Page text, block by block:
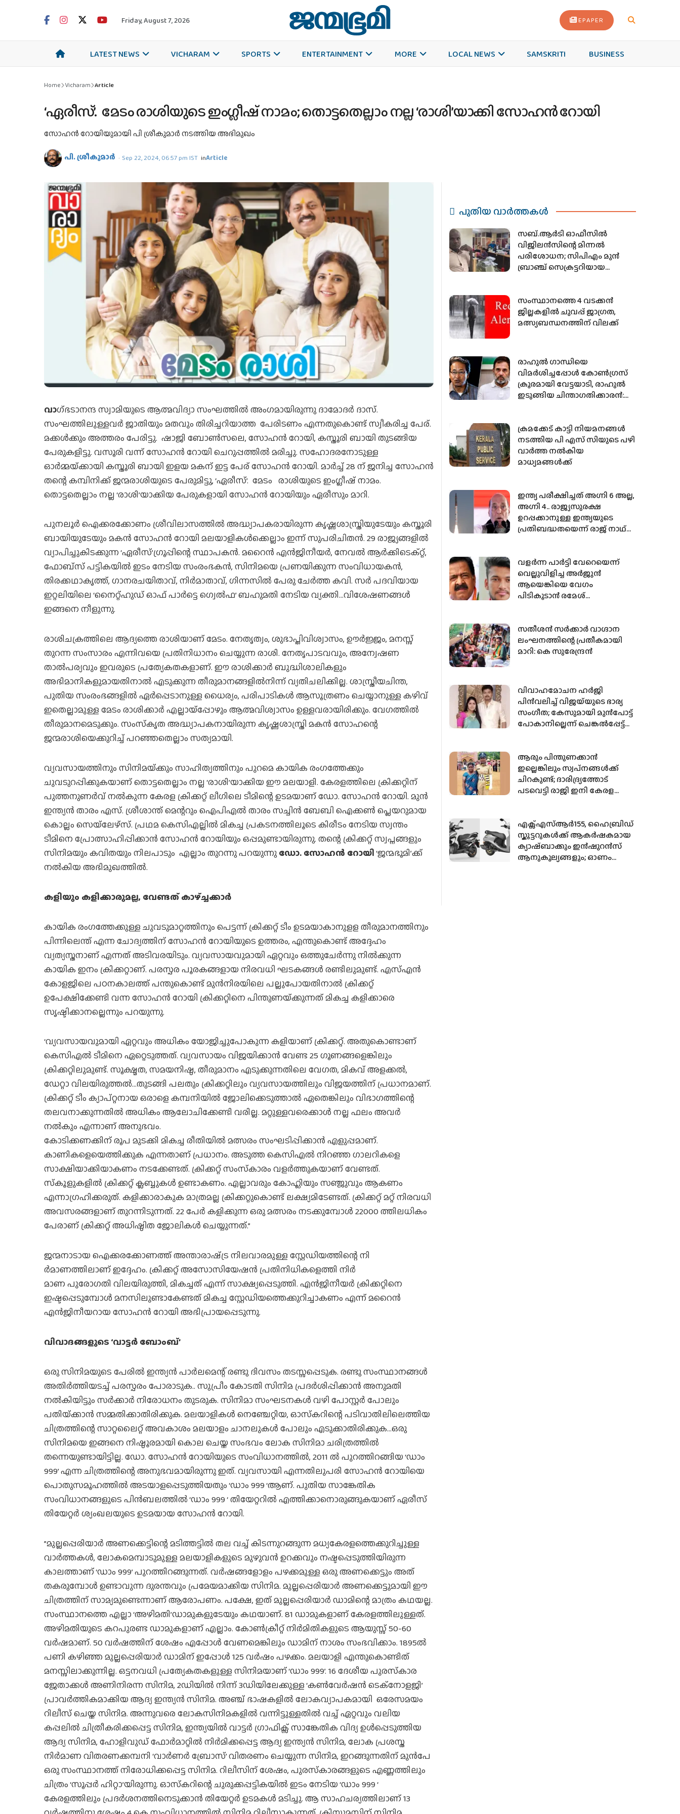
Friday, August 7, 2026 EPAPER
LATEST NEWS VICHARAM SPORTS ENTERTAINMENT MORE LOCAL NEWS SAMSKRITI BUSINESS
Home Vicharam Article
‘ഏരീസ്’. മേടം രാശിയുടെ ഇംഗ്ലീഷ് നാമം; തൊട്ടതെല്ലാം നല്ല ‘രാശി’യാക്കി സോഹന്‍ റോയി
സോഹന്‍ റോയിയുമായി പി ശ്രീകുമാര്‍ നടത്തിയ അഭിമുഖം
പി. ശ്രീകുമാര്‍ Sep 22, 2024, 06:57 pm IST inArticle
വാഗ്ഭടാനന്ദ സ്വാമിയുടെ ആത്മവിദ്യാ സംഘത്തില്‍ അംഗമായിരുന്നു ദാമോദര്‍ ദാസ്.
സംഘത്തിലുള്ളവര്‍ ജാതിയും മതവും തിരിച്ചറിയാത്ത പേരിടണം എന്നതുകൊണ്ട് സ്വീകരിച്ച പേര്.
മക്കള്‍ക്കും അത്തരം പേരിട്ടു. ഷാജി ബോണ്‍സലെ, സോഹന്‍ റോയി, കസ്തൂരി ബായി തുടങ്ങിയ
പേരുകളിട്ടു. വസൂരി വന്ന് സോഹന്‍ റോയി ചെറുപ്പത്തില്‍ മരിച്ചു. സഹോദരനോടുള്ള
ഓര്‍മ്മയ്‌ക്കായി കസ്തൂരി ബായി ഇളയ മകന് ഇട്ട പേര് സോഹന്‍ റോയി. മാര്‍ച്ച് 28 ന് ജനിച്ച സോഹന്‍
തന്റെ കമ്പിനിക്ക് ജന്മരാശിയുടെ പേരുമിട്ടു, ‘ഏരീസ്’. മേടം രാശിയുടെ ഇംഗ്ലീഷ് നാമം.
തൊട്ടതെല്ലാം നല്ല ‘രാശി’യാക്കിയ പേരുകളായി സോഹന്‍ റോയിയും ഏരീസും മാറി.
പുനലൂര്‍ ഐക്കരക്കോണം ശ്രീവിലാസത്തില്‍ അദ്ധ്യാപകരായിരുന്ന കൃഷ്ണശാസ്ത്രിയുടേയും കസ്തൂരി
ബായിയുടേയും മകന്‍ സോഹന്‍ റോയി മലയാളികള്‍ക്കെല്ലാം ഇന്ന് സുപരിചിതന്‍. 29 രാജ്യങ്ങളില്‍
വ്യാപിച്ചുകിടക്കുന്ന ‘ഏരീസ്’ഗ്രൂപ്പിന്റെ സ്ഥാപകന്‍. മറൈന്‍ എന്‍ജിനീയര്‍, നേവല്‍ ആര്‍ക്കിടെക്റ്റ്,
ഫോബ്സ് പട്ടികയില്‍ ഇടം നേടിയ സംരംഭകന്‍, സിനിമയെ പ്രണയിക്കുന്ന സംവിധായകന്‍,
തിരക്കഥാകൃത്ത്, ഗാനരചയിതാവ്, നിര്‍മാതാവ്, ഗിന്നസില്‍ പേരു ചേര്‍ത്ത കവി. സര്‍ പദവിയായ
ഇറ്റലിയിലെ ‘നൈറ്റ്ഹുഡ് ഓഫ് പാര്‍ട്ടെ ഗ്വെല്‍ഫ’ ബഹുമതി നേടിയ വ്യക്തി…വിശേഷണങ്ങള്‍
ഇങ്ങനെ നീളുന്നു.
രാശിചക്രത്തിലെ ആദ്യത്തെ രാശിയാണ് മേടം. നേതൃത്വം, ശുഭാപ്തിവിശ്വാസം, ഊര്‍ജ്ജം, മനസ്സ്
തുറന്ന സംസാരം എന്നിവയെ പ്രതിനിധാനം ചെയ്യുന്ന രാശി. നേതൃപാടവവും, അന്വേഷണ
താല്‍പര്യവും ഇവരുടെ പ്രത്യേകതകളാണ്. ഈ രാശിക്കാര്‍ ബുദ്ധിശാലികളും
അഭിമാനികളുമായതിനാല്‍ എടുക്കുന്ന തീരുമാനങ്ങളില്‍നിന്ന് വ്യതിചലിക്കില്ല. ശാസ്ത്രീയചിന്ത,
പുതിയ സംരംഭങ്ങളില്‍ ഏര്‍പ്പെടാനുള്ള ധൈര്യം, പരിപാടികള്‍ ആസൂത്രണം ചെയ്യാനുള്ള കഴിവ്
ഇതെല്ലാമുള്ള മേടം രാശിക്കാര്‍ എല്ലായ്‌പ്പോഴും ആത്മവിശ്വാസം ഉള്ളവരായിരിക്കും. വേഗത്തില്‍
തീരുമാനമെടുക്കും. സംസ്‌കൃത അദ്ധ്യാപകനായിരുന്ന കൃഷ്ണശാസ്ത്രി മകന്‍ സോഹന്റെ
ജന്മരാശിയെക്കുറിച്ച് പറഞ്ഞതെല്ലാം സത്യമായി.
വ്യവസായത്തിനും സിനിമയ്‌ക്കും സാഹിത്യത്തിനും പുറമെ കായിക രംഗത്തേക്കും
ചുവടുറപ്പിക്കുകയാണ് തൊട്ടതെല്ലാം നല്ല ‘രാശി’യാക്കിയ ഈ മലയാളി. കേരളത്തിലെ ക്രിക്കറ്റിന്
പുത്തനുണര്‍വ് നല്‍കുന്ന കേരള ക്രിക്കറ്റ് ലീഗിലെ ടീമിന്റെ ഉടമയാണ് ഡോ. സോഹന്‍ റോയി. മുന്‍
ഇന്ത്യന്‍ താരം എസ്. ശ്രീശാന്ത് മെന്ററും ഐപിഎല്‍ താരം സച്ചിന്‍ ബേബി ഐക്കണ്‍ പ്ലെയറുമായ
കൊല്ലം സെയ്ലേഴ്സ്. പ്രഥമ കെസിഎല്ലില്‍ മികച്ച പ്രകടനത്തിലൂടെ കിരീടം നേടിയ സ്വന്തം
ടീമിനെ പ്രോത്സാഹിപ്പിക്കാന്‍ സോഹന്‍ റോയിയും ഒപ്പമുണ്ടായിരുന്നു. തന്റെ ക്രിക്കറ്റ് സ്വപ്നങ്ങളും
സിനിമയും കവിതയും നിലപാടും എല്ലാം തുറന്നു പറയുന്നുഡോ. സോഹന്‍ റോയി‘ജന്മഭൂമി’ക്ക്
നല്‍കിയ അഭിമുഖത്തില്‍.
കളിയും കളിക്കാരുമല്ല, വേണ്ടത് കാഴ്‌ച്ചക്കാര്‍
കായിക രംഗത്തേക്കുള്ള ചുവടുമാറ്റത്തിനും പെട്ടന്ന് ക്രിക്കറ്റ് ടീം ഉടമയാകാനുളള തീരുമാനത്തിനും
പിന്നിലെന്ത് എന്ന ചോദ്യത്തിന് സോഹന്‍ റോയിയുടെ ഉത്തരം, എന്തുകൊണ്ട് അദ്ദേഹം
വ്യത്യസ്തനാണ് എന്നത് അടിവരയിടും. വ്യവസായവുമായി ഏറ്റവും ഒത്തുചേര്‍ന്നു നില്‍ക്കുന്ന
കായിക ഇനം ക്രിക്കറ്റാണ്. പരസ്പര പൂരകങ്ങളായ നിരവധി ഘടകങ്ങള്‍ രണ്ടിലുമുണ്ട്. എസ്എന്‍
കോളജിലെ പഠനകാലത്ത് പന്തുകൊണ്ട് മുന്‍നിരയിലെ പല്ലുപോയതിനാല്‍ ക്രിക്കറ്റ്
ഉപേക്ഷിക്കേണ്ടി വന്ന സോഹന്‍ റോയി ക്രിക്കറ്റിനെ പിന്തുണയ്‌ക്കുന്നത് മികച്ച കളിക്കാരെ
സൃഷ്ടിക്കാനല്ലെന്നും പറയുന്നു.
‘വ്യവസായവുമായി ഏറ്റവും അധികം യോജിച്ചുപോകുന്ന കളിയാണ് ക്രിക്കറ്റ്. അതുകൊണ്ടാണ്
കെസിഎല്‍ ടീമിനെ ഏറ്റെടുത്തത്. വ്യവസായം വിജയിക്കാന്‍ വേണ്ട 25 ഗൂണങ്ങളെങ്കിലും
ക്രിക്കറ്റിലുമുണ്ട്. സൂക്ഷ്മത, സമയനിഷ്ഠ, തീരുമാനം എടുക്കുന്നതിലെ വേഗത, മികവ് അളക്കല്‍,
ഡേറ്റാ വിലയിരുത്തല്‍…തുടങ്ങി പലതും ക്രിക്കറ്റിലും വ്യവസായത്തിലും വിജയത്തിന് പ്രധാനമാണ്.
ക്രിക്കറ്റ് ടീം ക്യാപ്റ്റനായ ഒരാളെ കമ്പനിയില്‍ ജോലിക്കെടുത്താല്‍ ഏതെങ്കിലും വിഭാഗത്തിന്റെ
തലവനാക്കുന്നതില്‍ അധികം ആലോചിക്കേണ്ടി വരില്ല. മറ്റുള്ളവരെക്കാള്‍ നല്ല ഫലം അവര്‍
നല്‍കും എന്നാണ് അനുഭവം.
കോടിക്കണക്കിന് രൂപ മുടക്കി മികച്ച രീതിയില്‍ മത്സരം സംഘടിപ്പിക്കാന്‍ എളുപ്പമാണ്.
കാണികളെയെത്തിക്കുക എന്നതാണ് പ്രധാനം. അടുത്ത കെസിഎല്‍ നിറഞ്ഞ ഗാലറികളെ
സാക്ഷിയാക്കിയാകണം നടക്കേണ്ടത്. ക്രിക്കറ്റ് സംസ്‌കാരം വളര്‍ത്തുകയാണ് വേണ്ടത്.
സ്‌കൂളുകളില്‍ ക്രിക്കറ്റ് ക്ലബ്ബുകള്‍ ഉണ്ടാകണം. എല്ലാവരും കോഹ്ലിയും സഞ്ജുവും ആകണം
എന്നാഗ്രഹിക്കരുത്. കളിക്കാരാകുക മാത്രമല്ല ക്രിക്കറ്റുകൊണ്ട് ലക്ഷ്യമിടേണ്ടത്. ക്രിക്കറ്റ് മറ്റ് നിരവധി
അവസരങ്ങളാണ് തുറന്നിടുന്നത്. 22 പേര്‍ കളിക്കുന്ന ഒരു മത്സരം നടക്കുമ്പോള്‍ 22000 ത്തിലധികം
പേരാണ് ക്രിക്കറ്റ് അധിഷ്ഠിത ജോലികള്‍ ചെയ്യുന്നത്.”
ജന്മനാടായ ഐക്കരക്കോണത്ത് അന്താരാഷ്‌ട്ര നിലവാരമുള്ള സ്റ്റേഡിയത്തിന്റെ നി
ര്‍മാണത്തിലാണ് ഇദ്ദേഹം. ക്രിക്കറ്റ് അസോസിയേഷന്‍ പ്രതിനിധികളെത്തി നിര്‍
മാണ പുരോഗതി വിലയിരുത്തി, മികച്ചത് എന്ന് സാക്ഷ്യപ്പെടുത്തി. എന്‍ജിനീയര്‍ ക്രിക്കറ്റിനെ
ഇഷ്ടപ്പെടുമ്പോള്‍ മനസിലുണ്ടാകേണ്ടത് മികച്ച സ്റ്റേഡിയത്തെക്കുറിച്ചാകണം എന്ന് മറൈന്‍
എന്‍ജിനീയറായ സോഹന്‍ റോയി അഭിപ്രായപ്പെടുന്നു.
വിവാദങ്ങളുടെ ‘വാട്ടര്‍ ബോംബ്’
ഒരു സിനിമയുടെ പേരില്‍ ഇന്ത്യന്‍ പാര്‍ലമെന്റ് രണ്ടു ദിവസം തടസ്സപ്പെടുക. രണ്ടു സംസ്ഥാനങ്ങള്‍
അതിര്‍ത്തിയടച്ച് പരസ്പരം പോരാടുക.. സുപ്രീം കോടതി സിനിമ പ്രദര്‍ശിപ്പിക്കാന്‍ അനുമതി
നല്‍കിയിട്ടും സര്‍ക്കാര്‍ നിരോധനം തുടരുക. സിനിമാ സംഘടനകള്‍ വഴി പോസ്റ്റര്‍ പോലും
പതിയ്‌ക്കാന്‍ സമ്മതിക്കാതിരിക്കുക. മലയാളികള്‍ നെഞ്ചേറ്റിയ, ഓസ്‌കറിന്റെ പടിവാതിലിലെത്തിയ
ചിത്രത്തിന്റെ സാറ്റലൈറ്റ് അവകാശം മലയാളം ചാനലുകള്‍ പോലും എടുക്കാതിരിക്കുക…ഒരു
സിനിമയെ ഇങ്ങനെ നിഷ്ഠൂരമായി കൊല ചെയ്ത സംഭവം ലോക സിനിമാ ചരിത്രത്തില്‍
തന്നെയുണ്ടായിട്ടില്ല. ഡോ. സോഹന്‍ റോയിയുടെ സംവിധാനത്തില്‍, 2011 ല്‍ പുറത്തിറങ്ങിയ ‘ഡാം
999’ എന്ന ചിത്രത്തിന്റെ അനുഭവമായിരുന്നു ഇത്. വ്യവസായി എന്നതിലുപരി സോഹന്‍ റോയിയെ
പൊതുസമൂഹത്തില്‍ അടയാളപ്പെടുത്തിയതും ‘ഡാം 999 ‘ആണ്. പുതിയ സാങ്കേതിക
സംവിധാനങ്ങളുടെ പിന്‍ബലത്തില്‍ ‘ഡാം 999 ‘ തിയേറ്ററില്‍ എത്തിക്കാനൊരുങ്ങുകയാണ് ഏരീസ്
തിയേറ്റര്‍ ശ്യംഖലയുടെ ഉടമയായ സോഹന്‍ റോയി.
”മുല്ലപ്പെരിയാര്‍ അണക്കെട്ടിന്റെ മടിത്തട്ടില്‍ തല വച്ച് കിടന്നുറങ്ങുന്ന മധ്യകേരളത്തെക്കുറിച്ചുള്ള
വാര്‍ത്തകള്‍, ലോകമെമ്പാടുമുള്ള മലയാളികളുടെ മുഴുവന്‍ ഉറക്കവും നഷ്ടപ്പെടുത്തിയിരുന്ന
കാലത്താണ് ‘ഡാം 999’ പുറത്തിറങ്ങുന്നത്. വര്‍ഷങ്ങളോളം പഴക്കമുള്ള ഒരു അണക്കെട്ടും അത്
തകരുമ്പോള്‍ ഉണ്ടാവുന്ന ദുരന്തവും പ്രമേയമാക്കിയ സിനിമ. മുല്ലപ്പെരിയാര്‍ അണക്കെട്ടുമായി ഈ
ചിത്രത്തിന് സാമ്യമുണ്ടെന്നാണ് ആരോപണം. പക്ഷേ, ഇത് മുല്ലപ്പെരിയാര്‍ ഡാമിന്റെ മാത്രം കഥയല്ല.
സംസ്ഥാനത്തെ എല്ലാ ‘അഴിമതി’ഡാമുകളുടേയും കഥയാണ്. 81 ഡാമുകളാണ് കേരളത്തിലുള്ളത്.
അഴിമതിയുടെ കറപുരണ്ട ഡാമുകളാണ് എല്ലാം. കോണ്‍ക്രീറ്റ് നിര്‍മിതികളുടെ ആയുസ്സ് 50-60
വര്‍ഷമാണ്. 50 വര്‍ഷത്തിന് ശേഷം എപ്പോള്‍ വേണമെങ്കിലും ഡാമിന് നാശം സംഭവിക്കാം. 1895ല്‍
പണി കഴിഞ്ഞ മുല്ലപ്പെരിയാര്‍ ഡാമിന് ഇപ്പോള്‍ 125 വര്‍ഷം പഴക്കം. മലയാളി എന്തുകൊണ്ടിത്
മനസ്സിലാക്കുന്നില്ല. ഒട്ടനവധി പ്രത്യേകതകളുള്ള സിനിമയാണ് ‘ഡാം 999’. 16 ദേശീയ പുരസ്‌കാര
ജേതാക്കള്‍ അണിനിരന്ന സിനിമ, 2ഡിയില്‍ നിന്ന് 3ഡിയിലേക്കുള്ള ‘കണ്‍വേര്‍ഷന്‍ ടെക്നോളജി’
പ്രാവര്‍ത്തികമാക്കിയ ആദ്യ ഇന്ത്യന്‍ സിനിമ. അഞ്ച് ഭാഷകളില്‍ ലോകവ്യാപകമായി ഒരേസമയം
റിലീസ് ചെയ്ത സിനിമ. അന്നുവരെ ലോകസിനിമകളില്‍ വന്നിട്ടുള്ളതില്‍ വച്ച് ഏറ്റവും വലിയ
കപ്പലില്‍ ചിത്രീകരിക്കപ്പെട്ട സിനിമ, ഇന്ത്യയില്‍ വാട്ടര്‍ ഗ്രാഫിക്സ് സാങ്കേതിക വിദ്യ ഉള്‍പ്പെടുത്തിയ
ആദ്യ സിനിമ, ഹോളിവുഡ് ഫോര്‍മാറ്റില്‍ നിര്‍മിക്കപ്പെട്ട ആദ്യ ഇന്ത്യന്‍ സിനിമ, ലോക പ്രശസ്ത
നിര്‍മാണ വിതരണക്കമ്പനി ‘വാര്‍ണര്‍ ബ്രോസ്’ വിതരണം ചെയ്യുന്ന സിനിമ, ഇറങ്ങുന്നതിന് മുന്‍പേ
ഒരു സംസ്ഥാനത്ത് നിരോധിക്കപ്പെട്ട സിനിമ. റിലീസിന് ശേഷം, പുരസ്‌കാരങ്ങളുടെ എണ്ണത്തിലും
ചിത്രം ‘സൂപ്പര്‍ ഹിറ്റാ’യിരുന്നു. ഓസ്‌കറിന്റെ ചുരുക്കപ്പട്ടികയില്‍ ഇടം നേടിയ ‘ഡാം 999 ‘
കേരളത്തിലും പ്രദര്‍ശനത്തിനെടുക്കാന്‍ തിയേറ്റര്‍ ഉടമകള്‍ മടിച്ചു. ആ സാഹചര്യത്തിലാണ് 13
പുതിയ വാര്‍ത്തകള്‍
സബ്.ആര്‍ടി ഓഫീസില്‍
വിജിലന്‍സിന്റെ മിന്നല്‍
പരിശോധന; സിപിഎം മുന്‍
ബ്രാഞ്ച് സെക്രട്ടറിയായ
സംസ്ഥാനത്തെ 4 വടക്കന്‍
ജില്ലകളില്‍ ചുവപ്പ് ജാഗ്രത,
മത്സ്യബന്ധനത്തിന് വിലക്ക്
രാഹുല്‍ ഗാന്ധിയെ
വിമര്‍ശിച്ചപ്പോള്‍ കോണ്‍ഗ്രസ്
ക്രൂരമായി വേട്ടയാടി, രാഹുല്‍
ഇടുങ്ങിയ ചിന്താഗതിക്കാരന്‍:
ക്രമക്കേട് കാട്ടി നിയമനങ്ങള്‍
നടത്തിയ പി എസ് സിയുടെ പഴി
വാര്‍ത്ത നല്‍കിയ
മാധ്യമങ്ങള്‍ക്ക്
ഇന്ത്യ പരീക്ഷിച്ചത് അഗ്നി 6 അല്ല,
അഗ്നി 4.. രാജ്യസുരക്ഷ
ഉറപ്പക്കാനുള്ള ഇന്ത്യയുടെ
പ്രതിബദ്ധതയെന്ന് രാജ് നാഥ്
വളര്‍ന്ന പാര്‍ട്ടി വേറെയെന്ന്
വെല്ലുവിളിച്ച അര്‍ജുന്‍
ആയെങ്കിയെ വേഗം
പിടികൂടാന്‍ രമേശ്
തൂഫാന്റെ അടുത്ത ഘട്ടം ഉടന്‍
സതീശൻ സർക്കാർ വാഗ്ദാന
ലംഘനത്തിന്റെ പ്രതീകമായി
മാറി: കെ സുരേന്ദ്രൻ
വിവാഹമോചന ഹർജി
പിൻവലിച്ച് വിജയ്‌യുടെ ഭാര്യ
സംഗീത; കേസുമായി മുൻപോട്ട്
പോകാനില്ലെന്ന് ചെങ്കൽപ്പേട്ട്
ആരും പിന്തുണക്കാന്‍
ഇല്ലെങ്കിലും സ്വപ്‌നങ്ങള്‍ക്ക്
ചിറകുണ്ട്; ദാരിദ്ര്യത്തോട്
പടവെട്ടി രാജി ഇനി കേരള
എക്സ്എസ്ആർ155, ഹൈബ്രിഡ്
സ്കൂട്ടറുകൾക്ക് ആകർഷകമായ
ക്യാഷ്ബാക്കും ഇൻഷുറൻസ്
ആനുകൂല്യങ്ങളും; ഓണം